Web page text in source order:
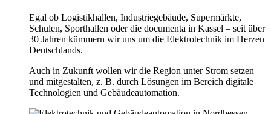
Egal ob Logis­tikhallen, Indus­triege­bäude, Super­märk­te,
Schulen, Sporthallen oder die doc­u­men­ta in Kas­sel – seit über
30 Jahren küm­mern wir uns um die Elek­trotech­nik im Herzen
Deutschlands.
Auch in Zukun­ft wollen wir die Region unter Strom set­zen
und mit­gestal­ten, z. B. durch Lösun­gen im Bere­ich dig­i­tale
Tech­nolo­gien und Gebäudeautomation.